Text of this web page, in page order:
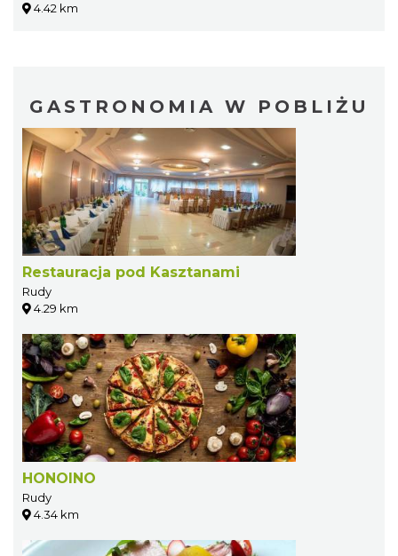
4.42 km
GASTRONOMIA W POBLIŻU
Restauracja pod Kasztanami
Rudy
4.29 km
HONOINO
Rudy
4.34 km